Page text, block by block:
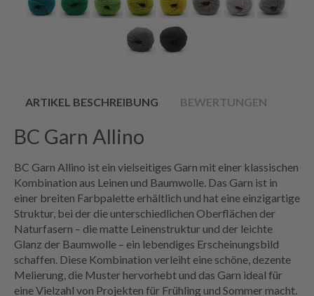
ARTIKEL BESCHREIBUNG BEWERTUNGEN
BC Garn Allino
BC Garn Allino ist ein vielseitiges Garn mit einer klassischen
Kombination aus Leinen und Baumwolle. Das Garn ist in
einer breiten Farbpalette erhältlich und hat eine einzigartige
Struktur, bei der die unterschiedlichen Oberflächen der
Naturfasern – die matte Leinenstruktur und der leichte
Glanz der Baumwolle – ein lebendiges Erscheinungsbild
schaffen. Diese Kombination verleiht eine schöne, dezente
Melierung, die Muster hervorhebt und das Garn ideal für
eine Vielzahl von Projekten für Frühling und Sommer macht.